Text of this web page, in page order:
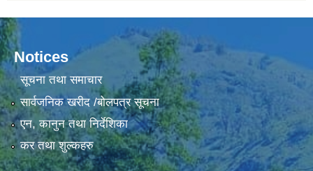
Notices
सूचना तथा समाचार
सार्वजनिक खरीद /बोलपत्र सूचना
एन, कानुन तथा निर्देशिका
कर तथा शुल्कहरु